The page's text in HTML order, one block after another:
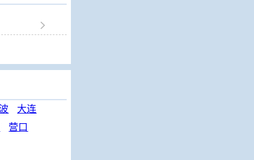

大连
营口